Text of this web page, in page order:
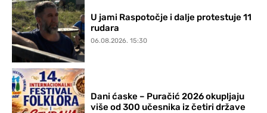
U jami Raspotočje i dalje protestuje 11
rudara
06.08.2026. 15:30
Dani ćaske – Puračić 2026 okupljaju
više od 300 učesnika iz četiri države